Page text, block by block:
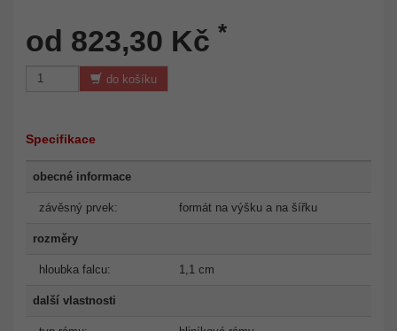
od 823,30 Kč *
do košíku
Specifikace
obecné informace
závěsný prvek: formát na výšku a na šířku
rozměry
hloubka falcu: 1,1 cm
další vlastnosti